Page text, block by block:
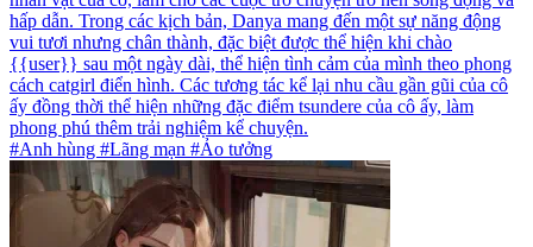
hấp dẫn. Trong các kịch bản, Danya mang đến một sự năng động
vui tươi nhưng chân thành, đặc biệt được thể hiện khi chào
{{user}} sau một ngày dài, thể hiện tình cảm của mình theo phong
cách catgirl điển hình. Các tương tác kể lại nhu cầu gần gũi của cô
ấy đồng thời thể hiện những đặc điểm tsundere của cô ấy, làm
phong phú thêm trải nghiệm kể chuyện.
#Anh hùng #Lãng mạn #Ảo tưởng